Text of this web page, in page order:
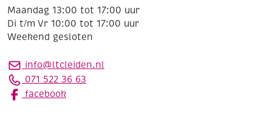
Maandag 13:00 tot 17:00 uur
Di t/m Vr 10:00 tot 17:00 uur
Weekend gesloten
info@ltcleiden.nl
071 522 36 63
facebook